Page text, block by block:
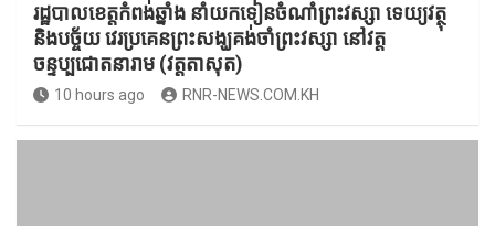
រដ្ឋបាលខេត្តកំពង់ឆ្នាំង នាំយកទៀនចំណាំព្រះវស្សា ទេយ្យវត្ថុ
និងបច្ច័យ វេរប្រគេនព្រះសង្ឃគង់ចាំព្រះវស្សា នៅវត្ត
ចន្ទប្បជោតនារាម (វត្តតាសុត)
10 hours ago RNR-NEWS.COM.KH